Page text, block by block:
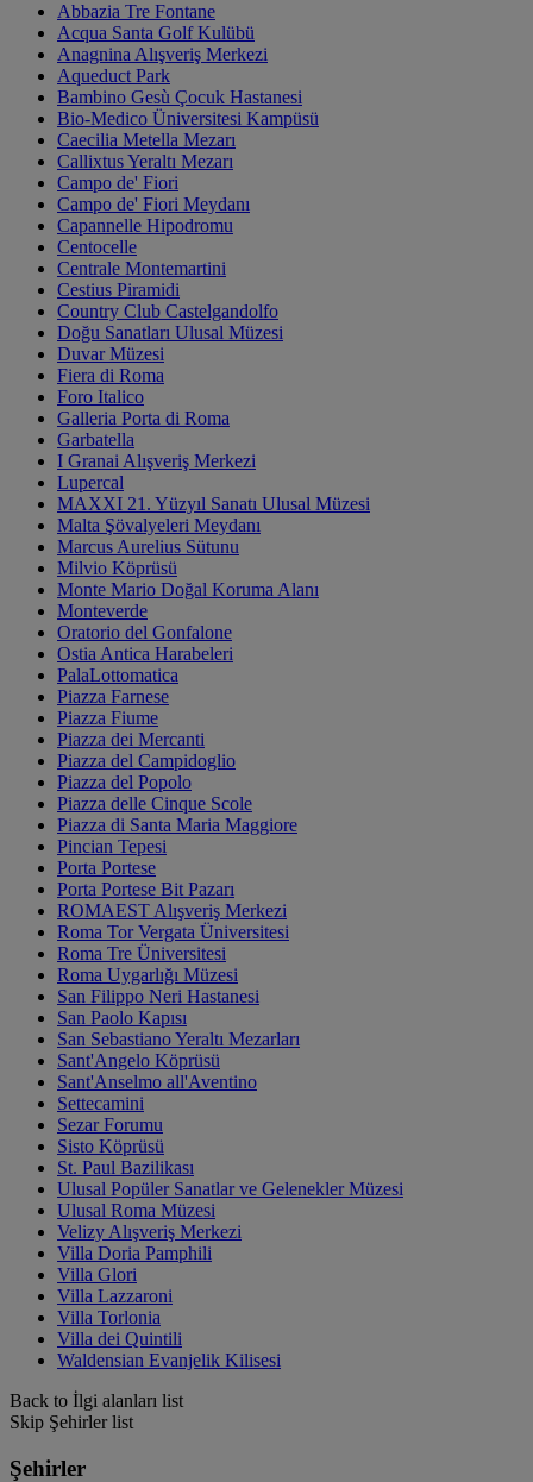
Abbazia Tre Fontane
Acqua Santa Golf Kulübü
Anagnina Alışveriş Merkezi
Aqueduct Park
Bambino Gesù Çocuk Hastanesi
Bio-Medico Üniversitesi Kampüsü
Caecilia Metella Mezarı
Callixtus Yeraltı Mezarı
Campo de' Fiori
Campo de' Fiori Meydanı
Capannelle Hipodromu
Centocelle
Centrale Montemartini
Cestius Piramidi
Country Club Castelgandolfo
Doğu Sanatları Ulusal Müzesi
Duvar Müzesi
Fiera di Roma
Foro Italico
Galleria Porta di Roma
Garbatella
I Granai Alışveriş Merkezi
Lupercal
MAXXI 21. Yüzyıl Sanatı Ulusal Müzesi
Malta Şövalyeleri Meydanı
Marcus Aurelius Sütunu
Milvio Köprüsü
Monte Mario Doğal Koruma Alanı
Monteverde
Oratorio del Gonfalone
Ostia Antica Harabeleri
PalaLottomatica
Piazza Farnese
Piazza Fiume
Piazza dei Mercanti
Piazza del Campidoglio
Piazza del Popolo
Piazza delle Cinque Scole
Piazza di Santa Maria Maggiore
Pincian Tepesi
Porta Portese
Porta Portese Bit Pazarı
ROMAEST Alışveriş Merkezi
Roma Tor Vergata Üniversitesi
Roma Tre Üniversitesi
Roma Uygarlığı Müzesi
San Filippo Neri Hastanesi
San Paolo Kapısı
San Sebastiano Yeraltı Mezarları
Sant'Angelo Köprüsü
Sant'Anselmo all'Aventino
Settecamini
Sezar Forumu
Sisto Köprüsü
St. Paul Bazilikası
Ulusal Popüler Sanatlar ve Gelenekler Müzesi
Ulusal Roma Müzesi
Velizy Alışveriş Merkezi
Villa Doria Pamphili
Villa Glori
Villa Lazzaroni
Villa Torlonia
Villa dei Quintili
Waldensian Evanjelik Kilisesi
Back to İlgi alanları list
Skip Şehirler list
Şehirler